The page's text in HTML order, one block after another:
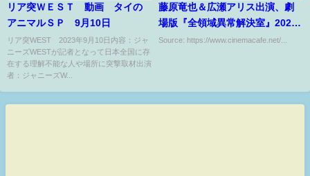
リア突ＷＥＳＴ 動画 タイの
アニマルＳＰ 9月10日
リア突WEST 2023年9月10日内容：ジャ
ニーズWESTが記者となって日本全国に存
在する理解不能な人や場所に突撃取材出演
者：ジャニーズW...
藤原竜也＆広瀬アリス出演、劇
場版『全領域異常解決室』2026
年公開
Source: https://www.cinemacafe.net/...